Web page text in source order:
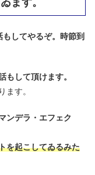
ます。
してやるぞ。時節到
もして頂けます。
ます。
ンデラ・エフェク
を起こしてゐるみた